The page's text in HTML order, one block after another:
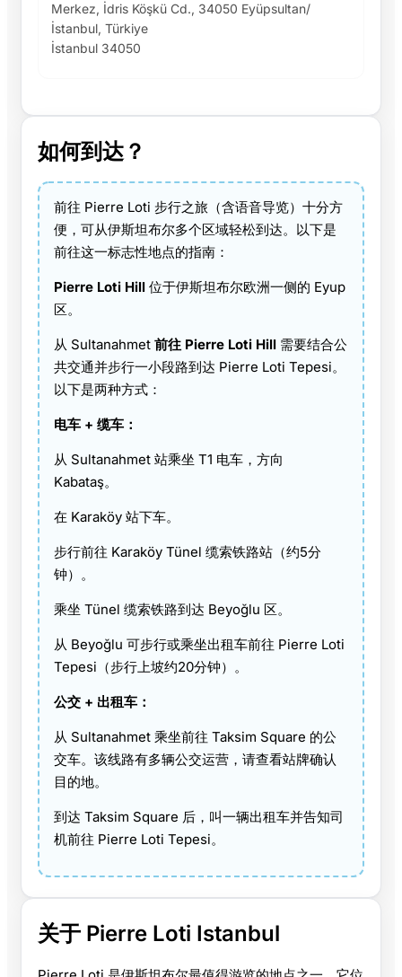
Merkez, İdris Köşkü Cd., 34050 Eyüpsultan/
İstanbul, Türkiye
İstanbul 34050
如何到达？
前往 Pierre Loti 步行之旅（含语音导览）十分方
便，可从伊斯坦布尔多个区域轻松到达。以下是
前往这一标志性地点的指南：
Pierre Loti Hill 位于伊斯坦布尔欧洲一侧的 Eyup
区。
从 Sultanahmet 前往 Pierre Loti Hill 需要结合公
共交通并步行一小段路到达 Pierre Loti Tepesi。
以下是两种方式：
电车 + 缆车：
从 Sultanahmet 站乘坐 T1 电车，方向
Kabataş。
在 Karaköy 站下车。
步行前往 Karaköy Tünel 缆索铁路站（约5分
钟）。
乘坐 Tünel 缆索铁路到达 Beyoğlu 区。
从 Beyoğlu 可步行或乘坐出租车前往 Pierre Loti
Tepesi（步行上坡约20分钟）。
公交 + 出租车：
从 Sultanahmet 乘坐前往 Taksim Square 的公
交车。该线路有多辆公交运营，请查看站牌确认
目的地。
到达 Taksim Square 后，叫一辆出租车并告知司
机前往 Pierre Loti Tepesi。
关于 Pierre Loti Istanbul